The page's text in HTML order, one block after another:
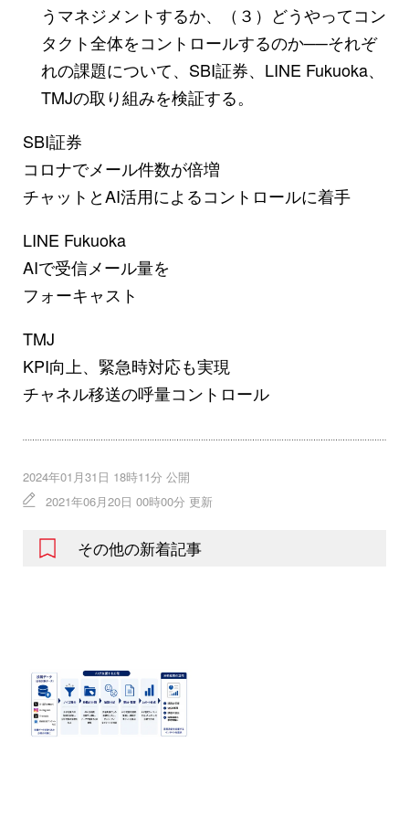
うマネジメントするか、（３）どうやってコン
タクト全体をコントロールするのか──それぞ
れの課題について、SBI証券、LINE Fukuoka、
TMJの取り組みを検証する。
SBI証券
コロナでメール件数が倍増
チャットとAI活用によるコントロールに着手
LINE Fukuoka
AIで受信メール量を
フォーキャスト
TMJ
KPI向上、緊急時対応も実現
チャネル移送の呼量コントロール
2024年01月31日 18時11分 公開
2021年06月20日 00時00分 更新
その他の新着記事